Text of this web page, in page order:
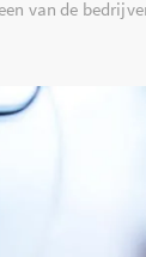
van de